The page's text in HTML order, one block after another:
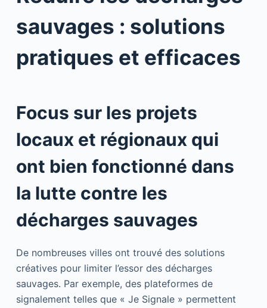
sauvages : solutions
pratiques et efficaces
Focus sur les projets
locaux et régionaux qui
ont bien fonctionné dans
la lutte contre les
décharges sauvages
De nombreuses villes ont trouvé des solutions
créatives pour limiter l’essor des décharges
sauvages. Par exemple, des plateformes de
signalement telles que « Je Signale » permettent